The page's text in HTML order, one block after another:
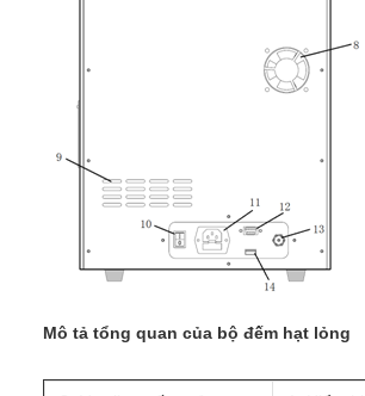
Mô tả tổng quan của bộ đếm hạt lỏng